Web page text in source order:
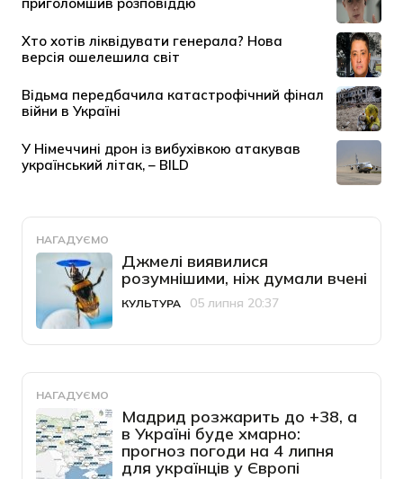
НАГАДУЄМО
Джмелі виявилися
розумнішими, ніж думали вчені
Категорія
КУЛЬТУРА
Дата публікації
05 липня 20:37
НАГАДУЄМО
Мадрид розжарить до +38, а
в Україні буде хмарно:
прогноз погоди на 4 липня
для українців у Європі